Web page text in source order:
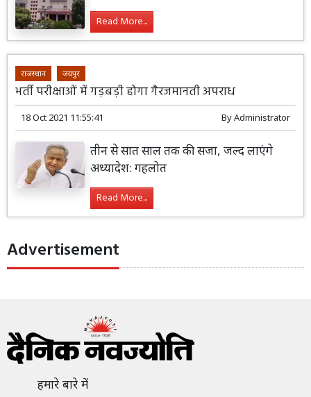
Read More...
राजस्थान जयपुर
भर्ती परीक्षाओं में गड़बड़ी होगा गैरजमानती अपराध
18 Oct 2021 11:55:41 ByAdministrator
तीन से सात साल तक की सजा, जल्द लाएंगे
अध्यादेश: गहलोत
Read More...
Advertisement
हमारे बारे में